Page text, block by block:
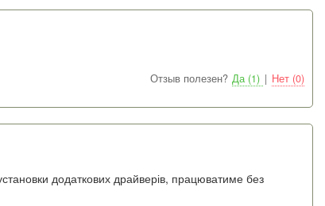
Отзыв полезен? Да (1) | Нет (0)
додаткових драйверів, працюватиме без